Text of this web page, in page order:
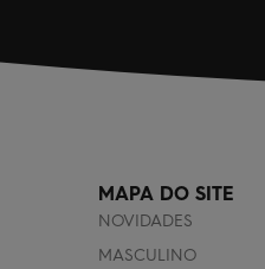
MAPA DO SITE
NOVIDADES
MASCULINO